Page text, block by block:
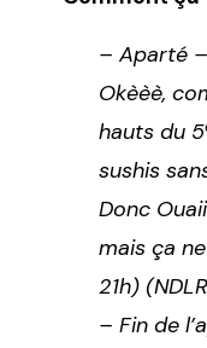
– Aparté –
Okèèè,
hauts du 5
sushis
Donc
mais ça
21h)
– Fin de